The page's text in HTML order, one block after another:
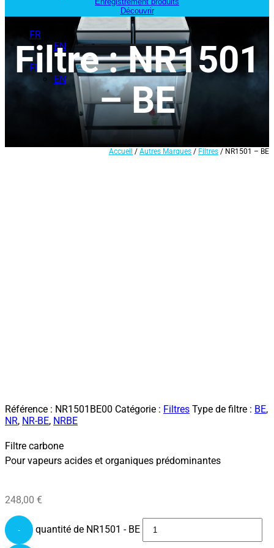
Découvrir
FR
EN
FR
EN
Filtre : NR1501
– BE
Accueil / Autres Marques / Filtres / NR1501 – BE
Référence : NR1501BE00 Catégorie : Filtres Type de filtre : BE,
NR, NR-BE, NRBE
Filtre carbone
Pour vapeurs acides et organiques prédominantes
248,00 €
- quantité de NR1501 - BE